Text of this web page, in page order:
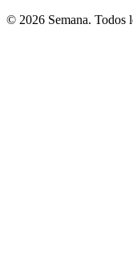
© 2026 Semana. Todos